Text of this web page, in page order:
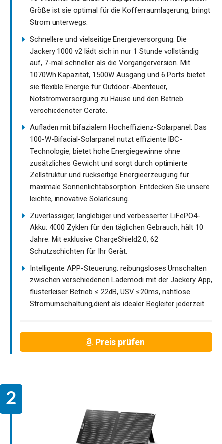
Größe ist sie optimal für die Kofferraumlagerung, bringt
Strom unterwegs.
Schnellere und vielseitige Energieversorgung: Die
Jackery 1000 v2 lädt sich in nur 1 Stunde vollständig
auf, 7-mal schneller als die Vorgängerversion. Mit
1070Wh Kapazität, 1500W Ausgang und 6 Ports bietet
sie flexible Energie für Outdoor-Abenteuer,
Notstromversorgung zu Hause und den Betrieb
verschiedenster Geräte.
Aufladen mit bifazialem Hocheffizienz-Solarpanel: Das
100-W-Bifacial-Solarpanel nutzt effiziente IBC-
Technologie, bietet hohe Energiegewinne ohne
zusätzliches Gewicht und sorgt durch optimierte
Zellstruktur und rückseitige Energieerzeugung für
maximale Sonnenlichtabsorption. Entdecken Sie unsere
leichte, innovative Solarlösung.
Zuverlässiger, langlebiger und verbesserter LiFePO4-
Akku: 4000 Zyklen für den täglichen Gebrauch, hält 10
Jahre. Mit exklusive ChargeShield2.0, 62
Schutzschichten für Ihr Gerät.
Intelligente APP-Steuerung: reibungsloses Umschalten
zwischen verschiedenen Lademodi mit der Jackery App,
flüsterleiser Betrieb ≤ 22dB, USV ≤20ms, nahtlose
Stromumschaltung,dient als idealer Begleiter jederzeit.
Preis prüfen